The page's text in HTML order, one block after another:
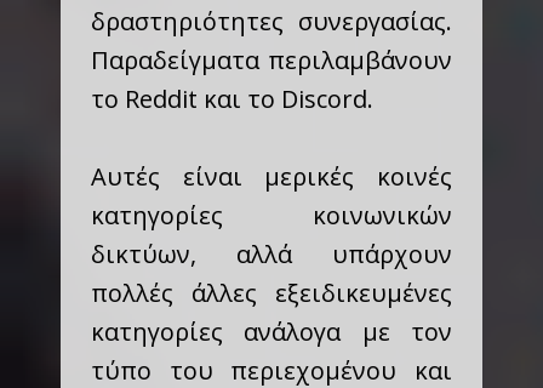
δραστηριότητες συνεργασίας.
Παραδείγματα περιλαμβάνουν
το Reddit και το Discord.
Αυτές είναι μερικές κοινές
κατηγορίες κοινωνικών
δικτύων, αλλά υπάρχουν
πολλές άλλες εξειδικευμένες
κατηγορίες ανάλογα με τον
τύπο του περιεχομένου και